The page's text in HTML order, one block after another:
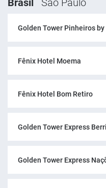
Brasil Sao Paulo
Golden Tower Pinheiros
Fênix Hotel Moema
Fênix Hotel Bom Retiro
Golden Tower Express
Golden Tower Express